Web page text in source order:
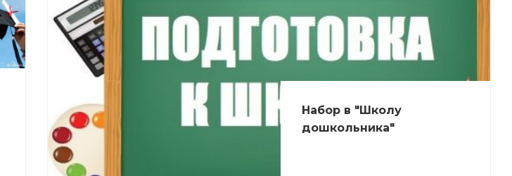
Набор в "Школу
дошкольника"